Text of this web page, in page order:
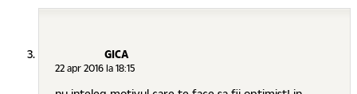
GICA
22 apr 2016 la 18:15